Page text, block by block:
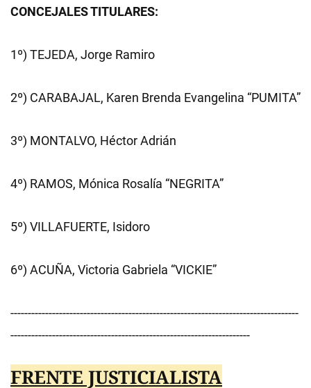
CONCEJALES TITULARES:
1º) TEJEDA, Jorge Ramiro
2º) CARABAJAL, Karen Brenda Evangelina “PUMITA”
3º) MONTALVO, Héctor Adrián
4º) RAMOS, Mónica Rosalía “NEGRITA”
5º) VILLAFUERTE, Isidoro
6º) ACUÑA, Victoria Gabriela “VICKIE”
-----------------------------------------------------------------------------------
---------------------------------------------------------------------
FRENTE JUSTICIALISTA